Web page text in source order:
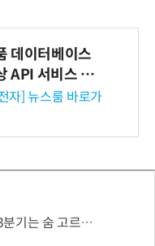
데이터베이스
API 서비스 제
품 카테고리로
자] 뉴스룸 바로가
숨 고르기 전망